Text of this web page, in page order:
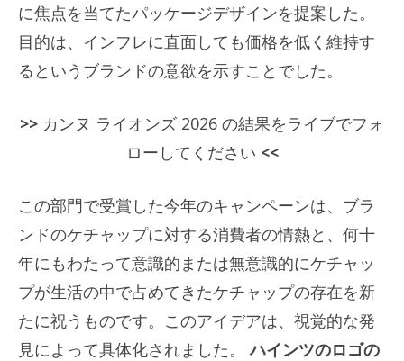
に焦点を当てたパッケージデザインを提案した。
目的は、インフレに直面しても価格を低く維持す
るというブランドの意欲を示すことでした。
>> カンヌ ライオンズ 2026 の結果をライブでフォ
ローしてください <<
この部門で受賞した今年のキャンペーンは、ブラ
ンドのケチャップに対する消費者の情熱と、何十
年にもわたって意識的または無意識的にケチャッ
プが生活の中で占めてきたケチャップの存在を新
たに祝うものです。このアイデアは、視覚的な発
見によって具体化されました。ハインツのロゴの